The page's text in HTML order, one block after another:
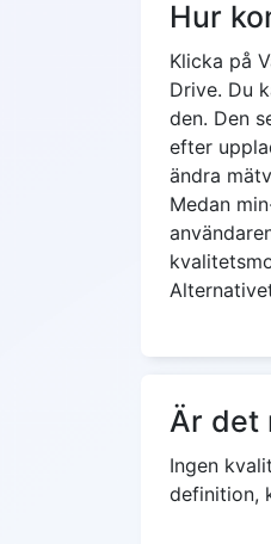
Hur
Klicka på
Drive. Du
den. Den
efter
ändra
Medan
Är det
Ingen
definition,